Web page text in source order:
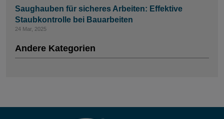
Saughauben für sicheres Arbeiten: Effektive
Staubkontrolle bei Bauarbeiten
24 Mar, 2025
Andere Kategorien